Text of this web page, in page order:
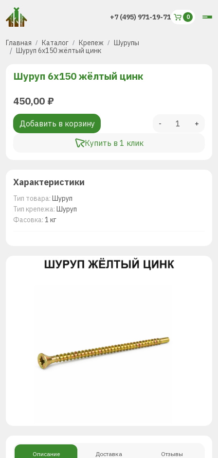
+7 (495) 971-19-71
Главная Каталог Крепеж
Шурупы
Шуруп 6х150 жёлтый цинк
Шуруп 6х150 жёлтый цинк
450,00 ₽
Добавить в корзину
Купить в 1 клик
- +
Характеристики
Тип товара: Шуруп
Тип крепежа: Шуруп
Фасовка: 1 кг
Описание Доставка Отзывы